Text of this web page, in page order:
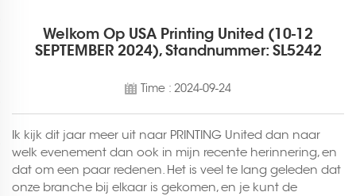
Welkom Op USA Printing United (10-12
SEPTEMBER 2024), Standnummer: SL5242
Time : 2024-09-24
Ik kijk dit jaar meer uit naar PRINTING United dan naar
welk evenement dan ook in mijn recente herinnering, en
dat om een paar redenen. Het is veel te lang geleden dat
onze branche bij elkaar is gekomen, en je kunt de